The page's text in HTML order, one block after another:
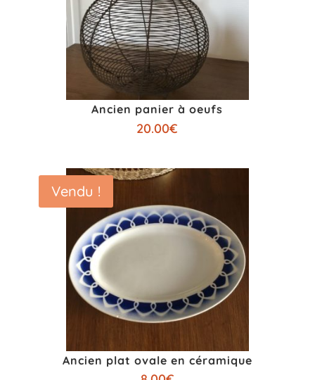
Ancien panier à oeufs
20.00€
Ancien plat ovale en céramique
Vendu !